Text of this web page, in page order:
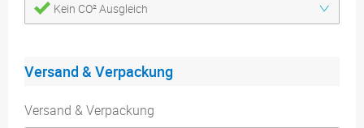
Kein CO² Ausgleich
Versand & Verpackung
Versand & Verpackung